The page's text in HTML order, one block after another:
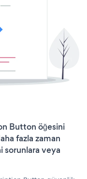
Button öğesini
fazla zaman
sorunlara veya